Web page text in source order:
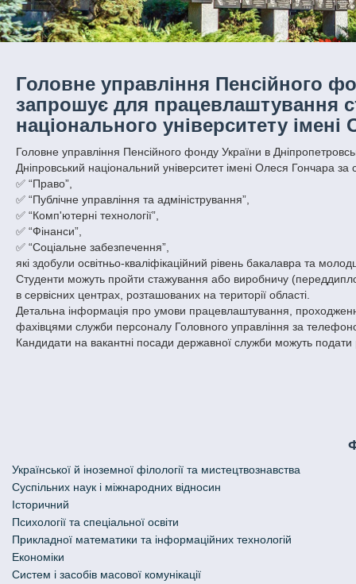
Головне управління Пенсійного
запрошує для працевлаштування
національного університету імені
Головне управління Пенсійного фонду України в
Дніпровський національний університет імені Олеся Гончара за
✅ “Право”,
✅ “Публічне управління та адміністрування”,
✅ “Комп'ютерні технології”,
✅ “Фінанси”,
✅ “Соціальне забезпечення”,
які здобули освітньо-кваліфікаційний рівень бакалавра та
Студенти можуть пройти стажування або виробничу
в сервісних центрах, розташованих на території області.
Детальна інформація про умови працевлаштування,
фахівцями служби персоналу Головного управління за
Кандидати на вакантні посади державної служби можуть
Української й іноземної філології та мистецтвознавства
Cуспільних наук і міжнародних відносин
Історичний
Психології та спеціальної освіти
Прикладної математики та інформаційних технологій
Економіки
Систем і засобів масової комунікації